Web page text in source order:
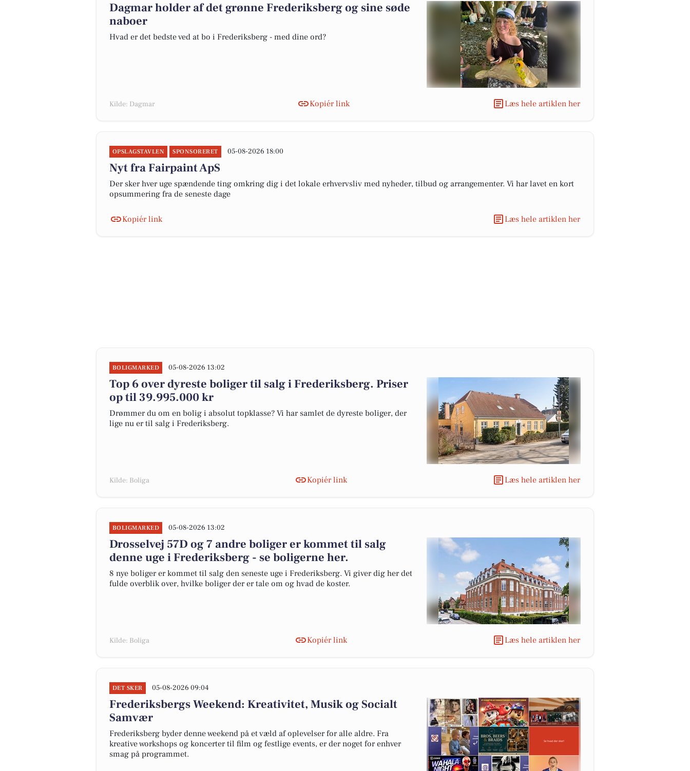
Dagmar holder af det grønne Frederiksberg og sine søde
naboer
Hvad er det bedste ved at bo i Frederiksberg - med dine ord?
Kilde: Dagmar Kopiér link Læs hele artiklen her
OPSLAGSTAVLEN SPONSORERET 05-08-2026 18:00
Nyt fra Fairpaint ApS
Der sker hver uge spændende ting omkring dig i det lokale erhvervsliv med nyheder, tilbud og arrangementer. Vi har lavet en kort
opsummering fra de seneste dage
Kopiér link Læs hele artiklen her
BOLIGMARKED 05-08-2026 13:02
Top 6 over dyreste boliger til salg i Frederiksberg. Priser
op til 39.995.000 kr
Drømmer du om en bolig i absolut topklasse? Vi har samlet de dyreste boliger, der
lige nu er til salg i Frederiksberg.
Kilde: Boliga Kopiér link Læs hele artiklen her
BOLIGMARKED 05-08-2026 13:02
Drosselvej 57D og 7 andre boliger er kommet til salg
denne uge i Frederiksberg - se boligerne her.
8 nye boliger er kommet til salg den seneste uge i Frederiksberg. Vi giver dig her det
fulde overblik over, hvilke boliger der er tale om og hvad de koster.
Kilde: Boliga Kopiér link Læs hele artiklen her
DET SKER 05-08-2026 09:04
Frederiksbergs Weekend: Kreativitet, Musik og Socialt
Samvær
Frederiksberg byder denne weekend på et væld af oplevelser for alle aldre. Fra
kreative workshops og koncerter til film og festlige events, er der noget for enhver
smag på programmet.